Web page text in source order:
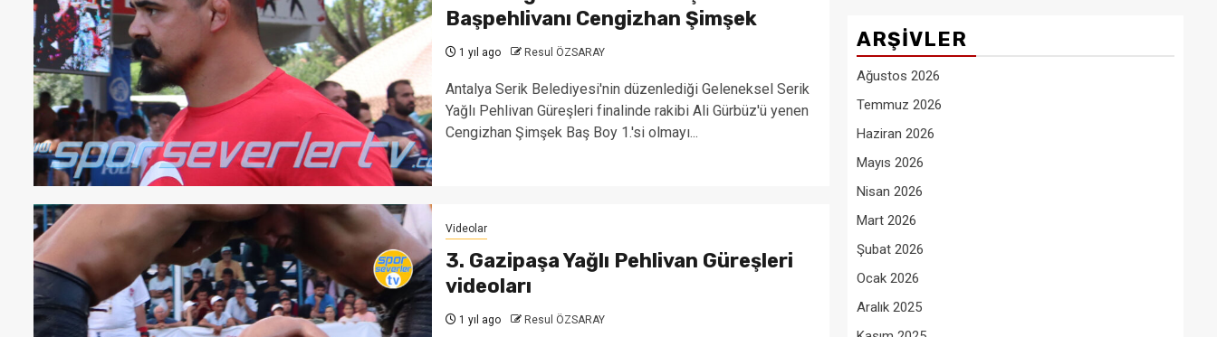
Başpehlivanı Cengizhan Şimşek
1 yıl ago Resul ÖZSARAY
Antalya Serik Belediyesi'nin düzenlediği Geleneksel Serik
Yağlı Pehlivan Güreşleri finalinde rakibi Ali Gürbüz'ü yenen
Cengizhan Şimşek Baş Boy 1.'si olmayı...
Videolar
3. Gazipaşa Yağlı Pehlivan Güreşleri
videoları
1 yıl ago Resul ÖZSARAY
ARŞIVLER
Ağustos 2026
Temmuz 2026
Haziran 2026
Mayıs 2026
Nisan 2026
Mart 2026
Şubat 2026
Ocak 2026
Aralık 2025